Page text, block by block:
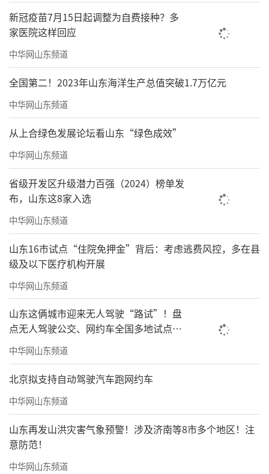
新冠疫苗7月15日起调整为自费接种？多
家医院这样回应
中华网山东频道
全国第二！2023年山东海洋生产总值突破1.7万亿元
中华网山东频道
从上合绿色发展论坛看山东“绿色成效”
中华网山东频道
省级开发区升级潜力百强（2024）榜单发
布，山东这8家入选
中华网山东频道
山东16市试点“住院免押金”背后：考虑逃费风控，多在县
级及以下医疗机构开展
中华网山东频道
山东这俩城市迎来无人驾驶“路试”！盘
点无人驾驶公交、网约车全国多地试点之
路
中华网山东频道
北京拟支持自动驾驶汽车跑网约车
中华网山东频道
山东再发山洪灾害气象预警！涉及济南等8市多个地区！注
意防范！
中华网山东频道